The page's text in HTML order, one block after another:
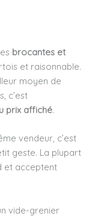
brocantes et
et raisonnable.
moyen de
c’est
prix affiché.
vendeur, c’est
geste. La plupart
et acceptent
vide-grenier